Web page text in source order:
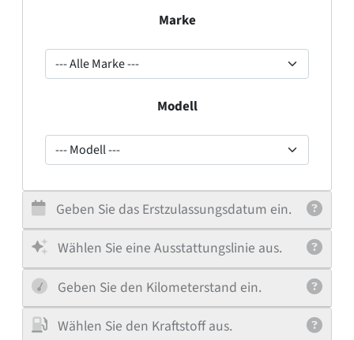
Marke
--- Alle Marke ---
Modell
--- Modell ---
Geben Sie das Erstzulassungsdatum ein.
Wählen Sie eine Ausstattungslinie aus.
Geben Sie den Kilometerstand ein.
Wählen Sie den Kraftstoff aus.